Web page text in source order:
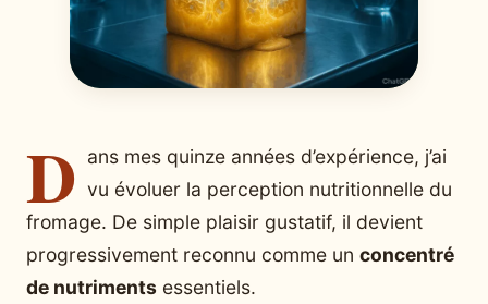
D ans mes quinze années d’expérience, j’ai
vu évoluer la perception nutritionnelle du
fromage. De simple plaisir gustatif, il devient
progressivement reconnu comme un concentré
de nutriments essentiels.